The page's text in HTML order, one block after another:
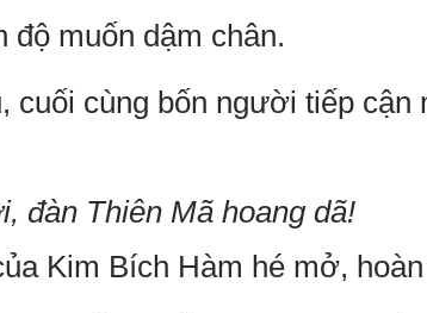
độ muốn dậm chân.
cuối cùng bốn người tiếp cận
đàn Thiên Mã hoang dã!
Kim Bích Hàm hé mở,